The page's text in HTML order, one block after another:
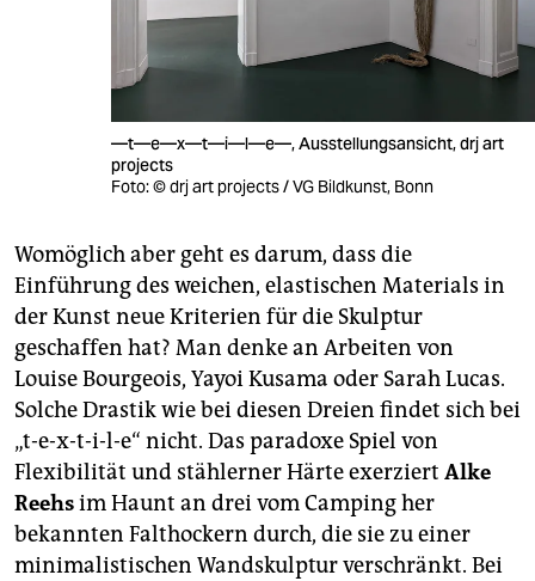
—t—e—x—t—i—l—e—, Ausstellungsansicht, drj art
projects
Foto: © drj art projects / VG Bildkunst, Bonn
Womöglich aber geht es darum, dass die
Einführung des weichen, elastischen Materials in
der Kunst neue Kriterien für die Skulptur
geschaffen hat? Man denke an Arbeiten von
Louise Bourgeois, Yayoi Kusama oder Sarah Lucas.
Solche Drastik wie bei diesen Dreien findet sich bei
„t-e-x-t-i-l-e“ nicht. Das paradoxe Spiel von
Flexibilität und stählerner Härte exerziert Alke
Reehsim Haunt an drei vom Camping her
bekannten Falthockern durch, die sie zu einer
minimalistischen Wandskulptur verschränkt. Bei